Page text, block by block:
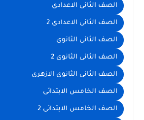
الصف الثانى الاعدادى
الصف الثانى الاعدادى 2
الصف الثانى الثانوى
الصف الثانى الثانوى 2
الصف الثانى الثانوى الازهرى
الصف الخامس الابتدائى
الصف الخامس الابتدائى 2